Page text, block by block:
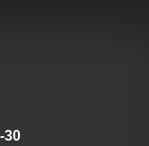
30